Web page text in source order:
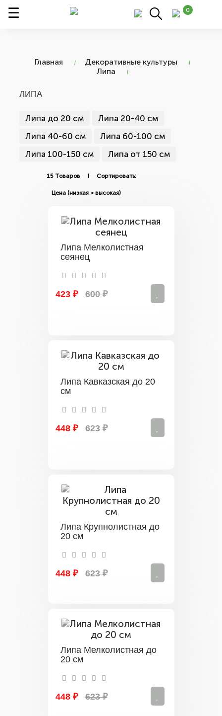
0
Главная
Декоративные культуры
Липа
ЛИПА
Липа до 20 см
Липа 20-40 см
Липа 40-60 см
Липа 60-100 см
Липа 100-150 см
Липа от 150 см
15 Товаров I Сортировать:
Липа Мелколистная
сеянец
423 ₽ 600 ₽
Липа Кавказская до 20
см
448 ₽ 623 ₽
Липа Крупнолистная до
20 см
448 ₽ 623 ₽
Липа Мелколистная до
20 см
448 ₽ 623 ₽